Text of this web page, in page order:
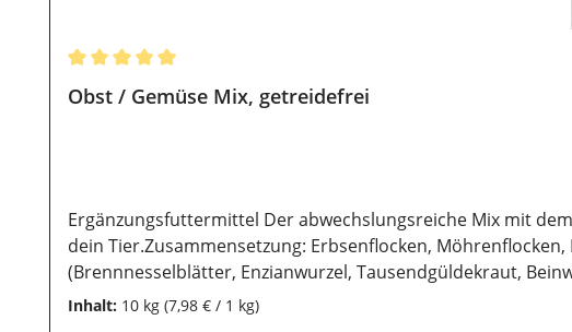
Durchschnittliche Bewertung von 5 von 5 Sternen
Obst / Gemüse Mix, getreidefrei
Ergänzungsfuttermittel Der abwechslungsreiche Mix mit
dein Tier.Zusammensetzung: Erbsenflocken,
(Brennnesselblätter, Enzianwurzel, Tausendgüldekraut,
Schafgarbenkraut, Brombeerblätter, Leinsamen) Analytische
Inhalt: 10 kg (7,98 € / 1 kg)